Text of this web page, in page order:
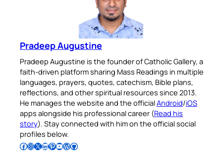
Pradeep Augustine
Pradeep Augustine is the founder of Catholic Gallery, a
faith-driven platform sharing Mass Readings in multiple
languages, prayers, quotes, catechism, Bible plans,
reflections, and other spiritual resources since 2013.
He manages the website and the officialAndroid/iOS
apps alongside his professional career (Read his
story). Stay connected with him on the official social
profiles below.
Follow Pradeep on Facebook Follow Pradeep on InstagramFollow Pradeep on X Follow Pradeep on LinkedIn Follow Pradeep on Pinterest Subscribe to Pradeep’s Youtube Channel Follow Pradeep on WordPress Follow Pradeep on GitHub